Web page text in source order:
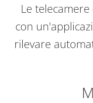
Le
con
rilevare